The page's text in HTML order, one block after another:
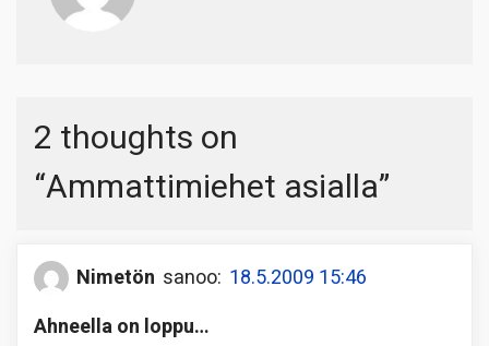
2 thoughts on
“Ammattimiehet asialla”
Nimetön sanoo: 18.5.2009 15:46
Ahneella on loppu…